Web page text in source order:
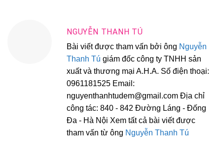
NGUYỄN THANH TÚ
Bài viết được tham vấn bởi ông Nguyễn
Thanh Tú giám đốc công ty TNHH sản
xuất và thương mại A.H.A. Số điện thoại:
0961181525 Email:
nguyenthanhtudem@gmail.com Địa chỉ
công tác: 840 - 842 Đường Láng - Đống
Đa - Hà Nội Xem tất cả bài viết được
tham vấn từ ông Nguyễn Thanh Tú